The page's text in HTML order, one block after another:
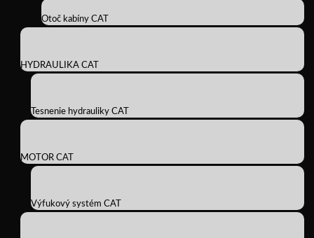
Otoč kabíny CAT
HYDRAULIKA CAT
Tesnenie hydrauliky CAT
MOTOR CAT
Výfukový systém CAT